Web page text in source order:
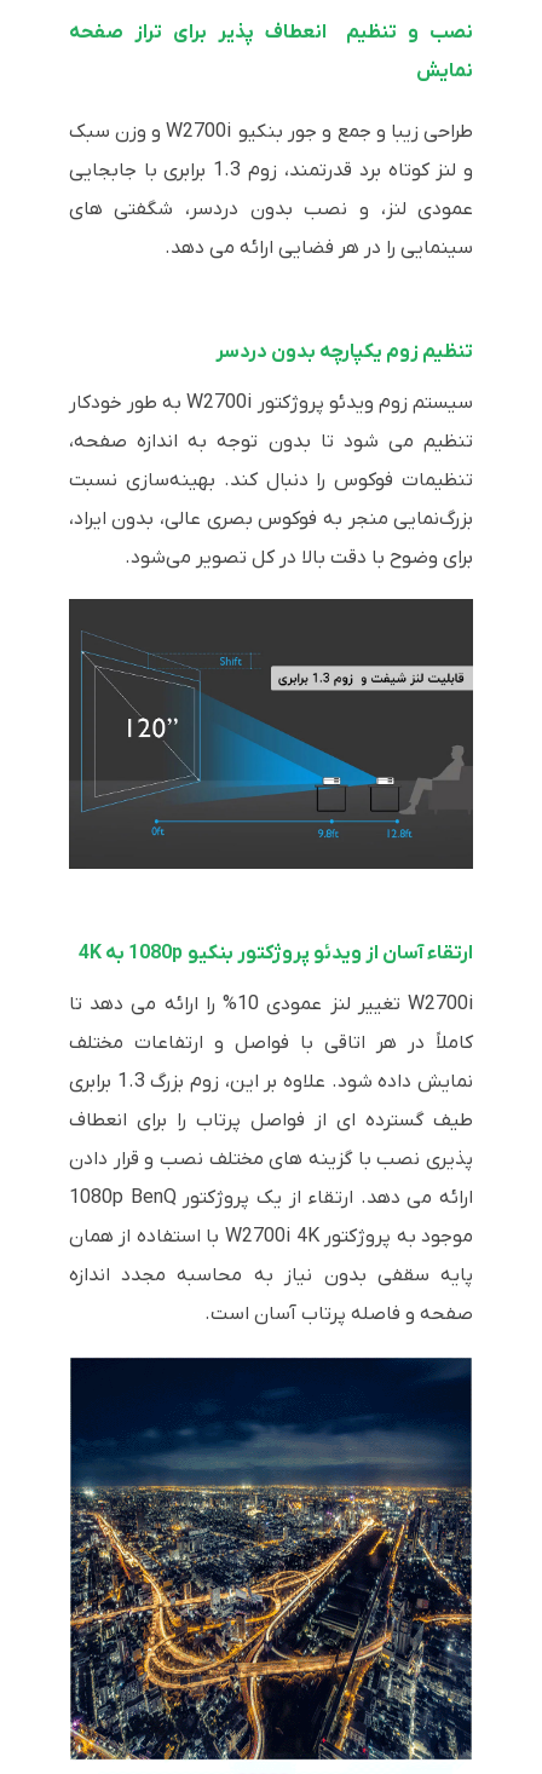
نصب و تنظیم انعطاف پذیر برای تراز صفحه
نمایش
طراحی زیبا و جمع و جور بنکیو W2700i و وزن سبک
و لنز کوتاه برد قدرتمند، زوم 1.3 برابری با جابجایی
عمودی لنز، و نصب بدون دردسر، شگفتی های
سینمایی را در هر فضایی ارائه می دهد.
تنظیم زوم یکپارچه بدون دردسر
سیستم زوم ویدئو پروژکتور W2700i به طور خودکار
تنظیم می شود تا بدون توجه به اندازه صفحه،
تنظیمات فوکوس را دنبال کند. بهینه‌سازی نسبت
بزرگ‌نمایی منجر به فوکوس بصری عالی، بدون ایراد،
برای وضوح با دقت بالا در کل تصویر می‌شود.
ارتقاء آسان از ویدئو پروژکتور بنکیو 1080p به 4K
W2700i تغییر لنز عمودی 10% را ارائه می دهد تا
کاملاً در هر اتاقی با فواصل و ارتفاعات مختلف
نمایش داده شود. علاوه بر این، زوم بزرگ 1.3 برابری
طیف گسترده ای از فواصل پرتاب را برای انعطاف
پذیری نصب با گزینه های مختلف نصب و قرار دادن
ارائه می دهد. ارتقاء از یک پروژکتور 1080p BenQ
موجود به پروژکتور W2700i 4K با استفاده از همان
پایه سقفی بدون نیاز به محاسبه مجدد اندازه
صفحه و فاصله پرتاب آسان است.